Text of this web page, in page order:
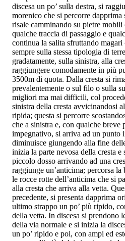
discesa un po’ sulla destra, si
morenico che si percorre
risale camminando su pietre
qualche traccia di passaggio e
continua la salita sfruttando
sempre sulla stessa tipologia di
gradatamente, sulla sinistra, alla
raggiungere comodamente in più
3500m di quota. Dalla cresta si
prevalentemente o sul filo o sulla
migliori ma mai difficili, col
sinistra della cresta avvicinandosi
ripida; questa si percorre
che a sinistra e, con qualche breve
impegnativo, si arriva ad un punto
diminuisce giungendo alla fine
inizia la parte nevosa della cresta
piccolo dosso arrivando ad una
raggiunge un’anticima; percorsa
le rocce rotte dell’anticima che si
alla cresta che arriva alla vetta.
precedente, si presenta dapprima
ultimo strappo un po’ più ripido,
della vetta. In discesa si prendono
della via normale e si inizia la
un po’ ripido e poi, con ampi ed